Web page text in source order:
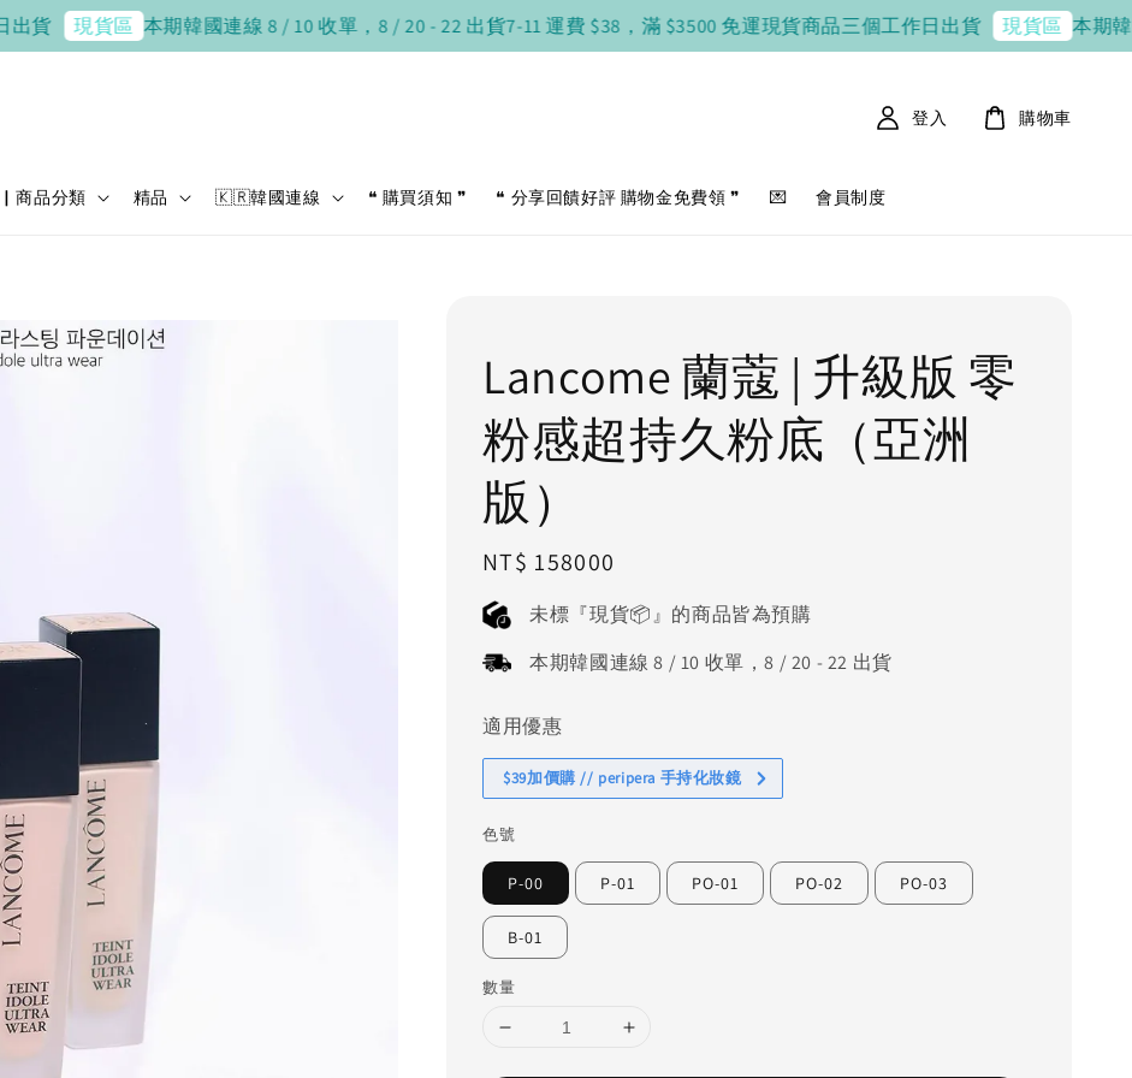
現貨區 本期韓國連線 8 / 10 收單，8 / 20 - 22 出貨7-11 運費 $38，滿 $3500 免運現貨商品三個工作日出貨 現貨區 本期韓國連線
▏商品分類 精品 🇰🇷韓國連線 ❝ 購買須知 ❞ ❝ 分享回饋好評 購物金免費領 ❞ 💌 會員制度
登入 購物車
Lancome 蘭蔻 | 升級版 零
粉感超持久粉底（亞洲
版）
Regular
price
NT$ 158000
未標『現貨📦』的商品皆為預購
本期韓國連線 8 / 10 收單，8 / 20 - 22 出貨
適用優惠
$39加價購 // peripera 手持化妝鏡
色號
P-00 P-01 PO-01 PO-02 PO-03
B-01
數量